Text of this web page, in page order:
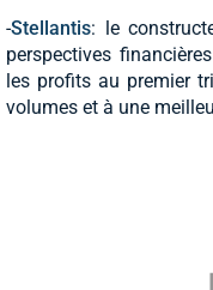
-Stellantis: le
perspectives
les profits au premier
volumes et à une